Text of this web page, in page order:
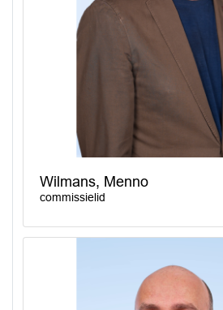
Wilmans, Menno
commissielid